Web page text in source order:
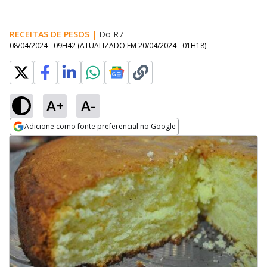
RECEITAS DE PESOS | Do R7
08/04/2024 - 09H42 (ATUALIZADO EM 20/04/2024 - 01H18)
A+ A-
Adicione como fonte preferencial no Google
Opens in new window